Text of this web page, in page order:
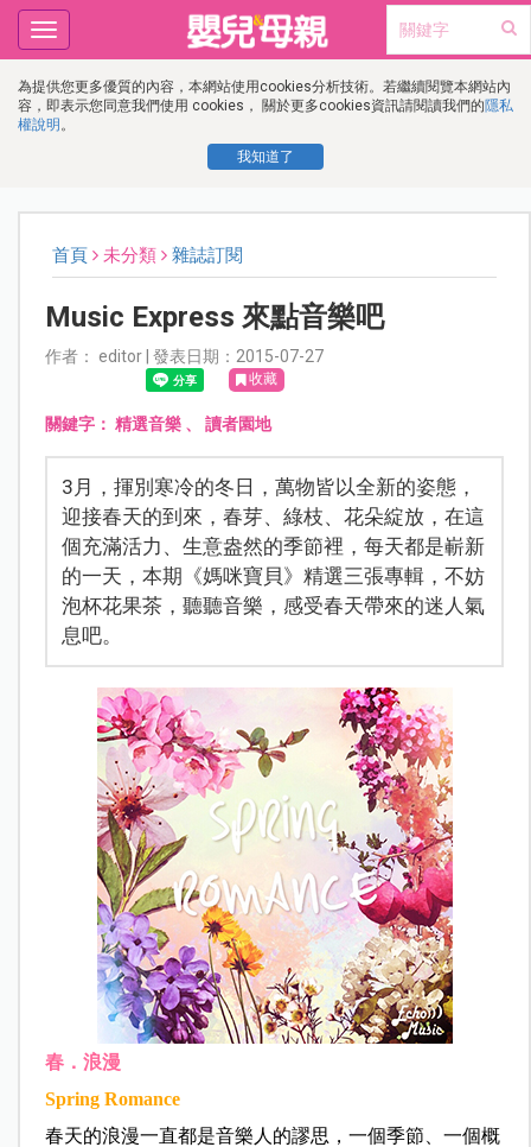
為提供您更多優質的內容，本網站使用cookies分析技術。若繼續閱覽本網站內
容，即表示您同意我們使用 cookies， 關於更多cookies資訊請閱讀我們的隱私
權說明 。
我知道了
Toggle
navigation
首頁 未分類 雜誌訂閱
Music Express 來點音樂吧
作者： editor | 發表日期：2015-07-27
收藏
關鍵字： 精選音樂、 讀者園地
3月，揮別寒冷的冬日，萬物皆以全新的姿態，
迎接春天的到來，春芽、綠枝、花朵綻放，在這
個充滿活力、生意盎然的季節裡，每天都是嶄新
的一天，本期《媽咪寶貝》精選三張專輯，不妨
泡杯花果茶，聽聽音樂，感受春天帶來的迷人氣
息吧。
春．浪漫
Spring Romance
春天的浪漫一直都是音樂人的謬思，一個季節、一個概